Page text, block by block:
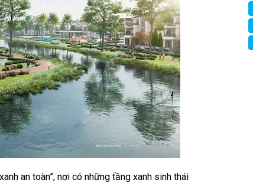
an toàn”, nơi có những tầng xanh sinh thái